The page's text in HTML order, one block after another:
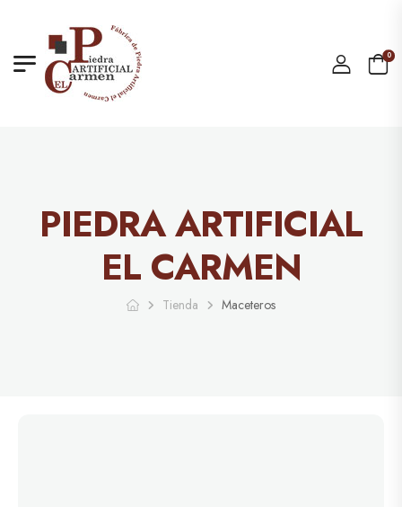
0
PIEDRA ARTIFICIAL
EL CARMEN
Tienda Maceteros